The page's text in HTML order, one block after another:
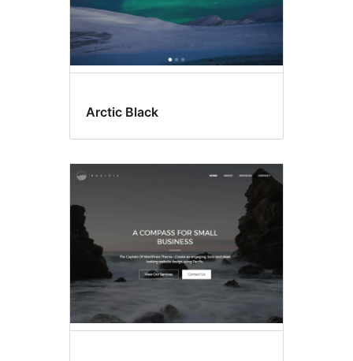
Arctic Black